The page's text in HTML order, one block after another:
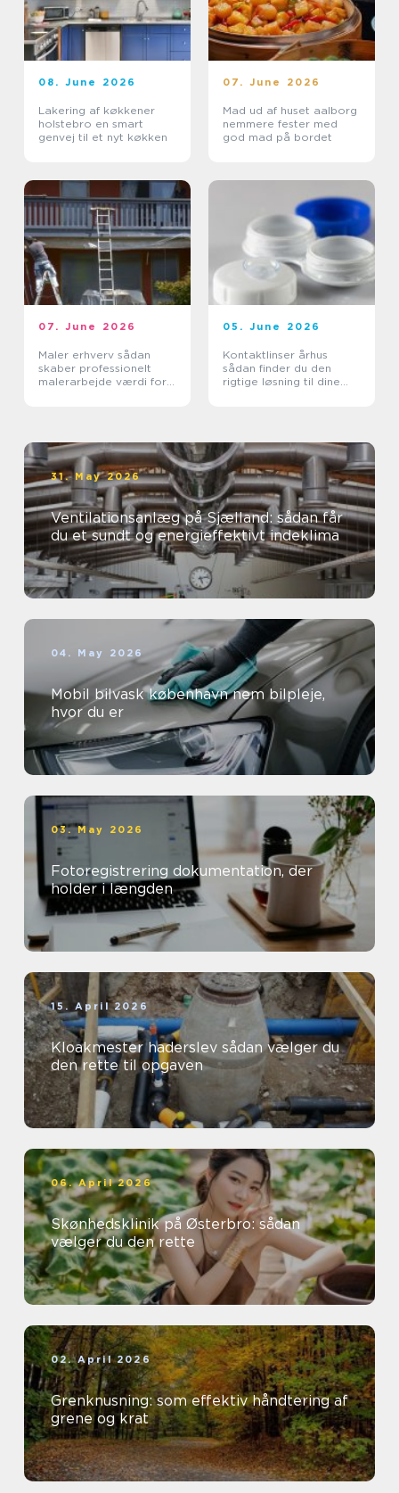
08. June 2026
Lakering af køkkener
holstebro en smart
genvej til et nyt køkken
07. June 2026
Mad ud af huset aalborg
nemmere fester med
god mad på bordet
07. June 2026
Maler erhverv sådan
skaber professionelt
malerarbejde værdi for
05. June 2026
Kontaktlinser århus
sådan finder du den
rigtige løsning til dine
31. May 2026
Ventilationsanlæg på Sjælland: sådan får
du et sundt og energieffektivt indeklima
04. May 2026
Mobil bilvask københavn nem bilpleje,
hvor du er
03. May 2026
Fotoregistrering dokumentation, der
holder i længden
15. April 2026
Kloakmester haderslev sådan vælger du
den rette til opgaven
06. April 2026
Skønhedsklinik på Østerbro: sådan
vælger du den rette
02. April 2026
Grenknusning: som effektiv håndtering af
grene og krat